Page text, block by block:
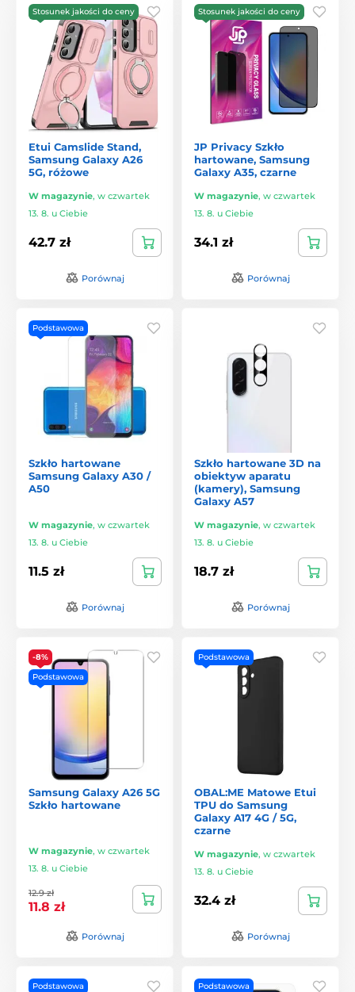
Stosunek jakości do ceny
Etui Camslide Stand,
Samsung Galaxy A26
5G, różowe
W magazynie, w czwartek
13. 8. u Ciebie
42.7 zł
Porównaj
Stosunek jakości do ceny
JP Privacy Szkło
hartowane, Samsung
Galaxy A35, czarne
W magazynie, w czwartek
13. 8. u Ciebie
34.1 zł
Porównaj
Podstawowa
Szkło hartowane
Samsung Galaxy A30 /
A50
W magazynie, w czwartek
13. 8. u Ciebie
11.5 zł
Porównaj
Szkło hartowane 3D na
obiektyw aparatu
(kamery), Samsung
Galaxy A57
W magazynie, w czwartek
13. 8. u Ciebie
18.7 zł
Porównaj
-8%
Podstawowa
Samsung Galaxy A26 5G
Szkło hartowane
W magazynie, w czwartek
13. 8. u Ciebie
12.9 zł
11.8 zł
Porównaj
Podstawowa
OBAL:ME Matowe Etui
TPU do Samsung
Galaxy A17 4G / 5G,
czarne
W magazynie, w czwartek
13. 8. u Ciebie
32.4 zł
Porównaj
Podstawowa Podstawowa